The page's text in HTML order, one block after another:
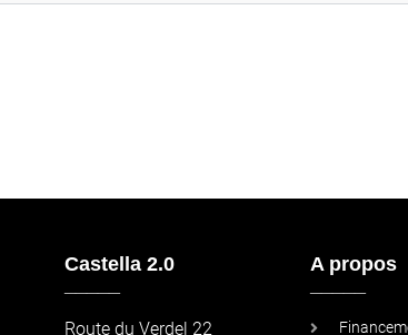
Castella 2.0
Route du Verdel 22
A propos